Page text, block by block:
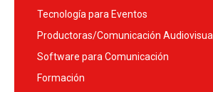
Tecnología para Eventos
Productoras/Comunicación Audiovisual
Software para Comunicación
Formación